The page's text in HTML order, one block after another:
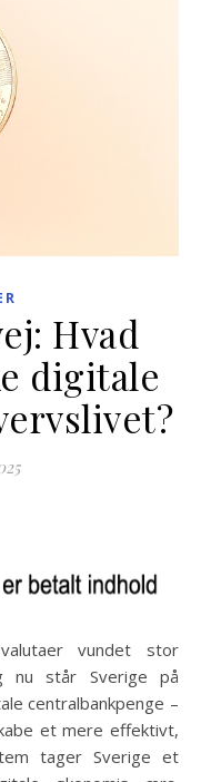
Hvad
digitale
nu står Sverige på
centralbankpenge –
et mere effektivt,
tager Sverige et